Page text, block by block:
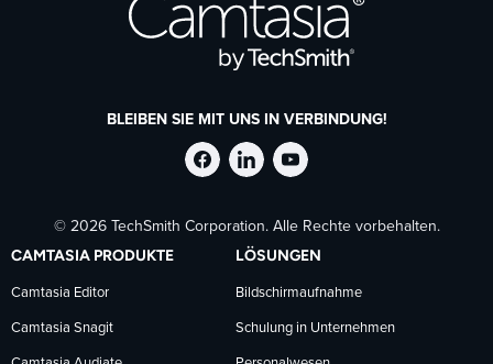
BLEIBEN SIE MIT UNS IN VERBINDUNG!
TechSmith
auf
Facebook
folgen
TechSmith
auf
LinkedIn
folgen
TechSmith
auf
YouTube
folgen
© 2026 TechSmith Corporation. Alle Rechte vorbehalten.
CAMTASIA PRODUKTE
Camtasia Editor
Camtasia Snagit
LÖSUNGEN
Bildschirmaufnahme
Schulung in Unternehmen